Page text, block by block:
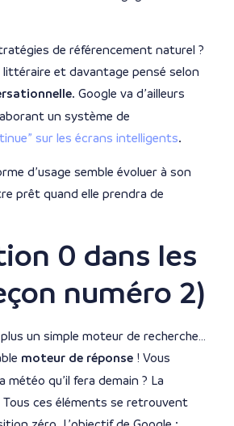
de référencement naturel ?
et davantage pensé selon
. Google va d’ailleurs
un système de
sur les écrans intelligents.
d’usage semble évoluer à son
prêt quand elle prendra de
0 dans les
numéro 2)
un simple moteur de recherche…
moteur de réponse ! Vous
météo qu’il fera demain ? La
Tous ces éléments se retrouvent